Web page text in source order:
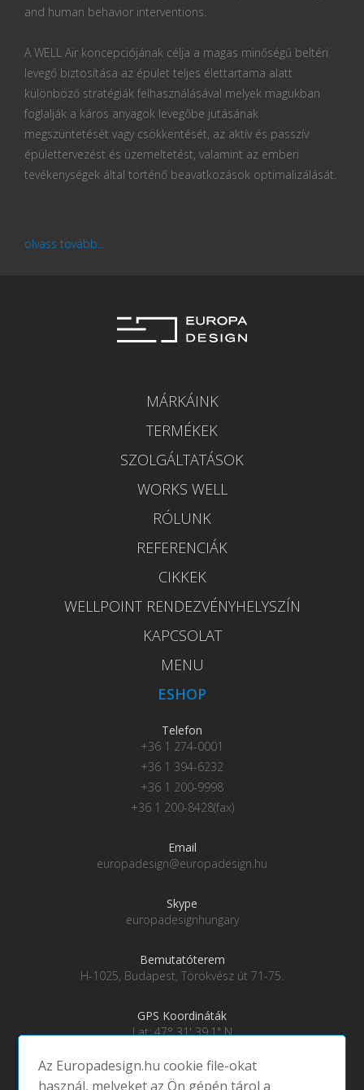
and human behavior interventions.
A WELL Air koncepciójának célja a magas minőségű beltéri
levegő biztosítása az épület teljes élettartama alatt
különböző stratégiák felhasználásával melyek magukban
foglalják a káros anyagok levegőbe jutásának
megszüntetését vagy csökkentését, az aktív és passzív
épülettervezést és üzemeltetést, valamint az emberi
tevékenységek által történő beavatkozások optimalizálását.
olvass tovább...
MÁRKÁINK
TERMÉKEK
SZOLGÁLTATÁSOK
WORKS WELL
RÓLUNK
REFERENCIÁK
CIKKEK
WELLPOINT RENDEZVÉNYHELYSZÍN
KAPCSOLAT
MENU
ESHOP
Telefon
+36 1 274-0001
+36 1 394-6232
+36 1 200-9998
+36 1 200-8428(fax)
Email
europadesign@europadesign.hu
Skype
europadesignhungary
Bemutatóterem
H-1025, Budapest, Törökvész út 71-75.
GPS Koordináták
Lat: 47° 31' 39.1" N
Az Europadesign.hu cookie file-okat
használ, melyeket az Ön gépén tárol a